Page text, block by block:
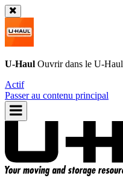
U-Haul Ouvrir dans le U-Haul
Actif
Passer au contenu principal